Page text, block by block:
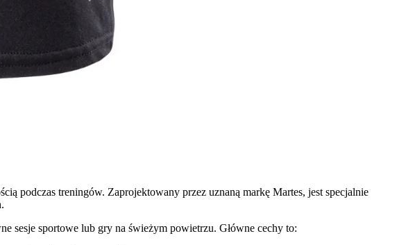
podczas treningów. Zaprojektowany przez uznaną markę Martes, jest specjalnie
sesje sportowe lub gry na świeżym powietrzu. Główne cechy to: